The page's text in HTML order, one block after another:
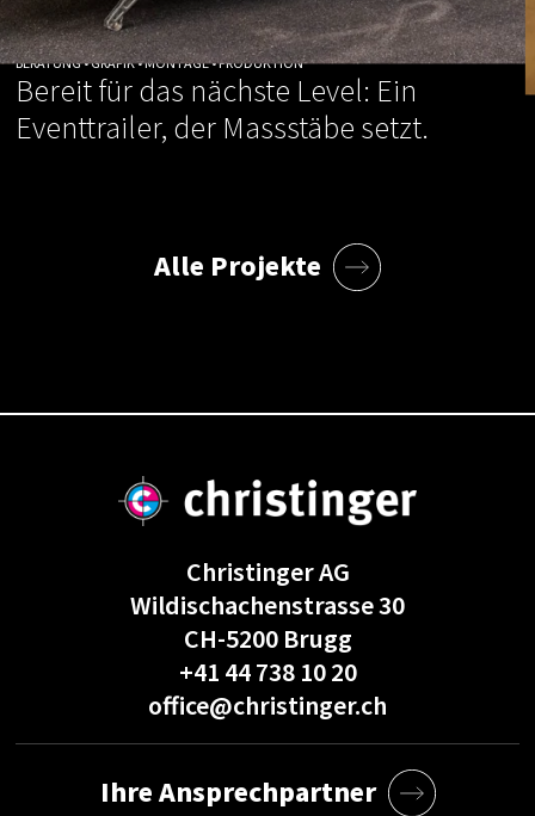
BERATUNG • GRAFIK • MONTAGE • PRODUKTION
Bereit für das nächste Level: Ein
Eventtrailer, der Massstäbe setzt.
Alle Projekte
Christinger AG
Wildischachenstrasse 30
CH-5200 Brugg
+41 44 738 10 20
office@christinger.ch
Ihre Ansprechpartner